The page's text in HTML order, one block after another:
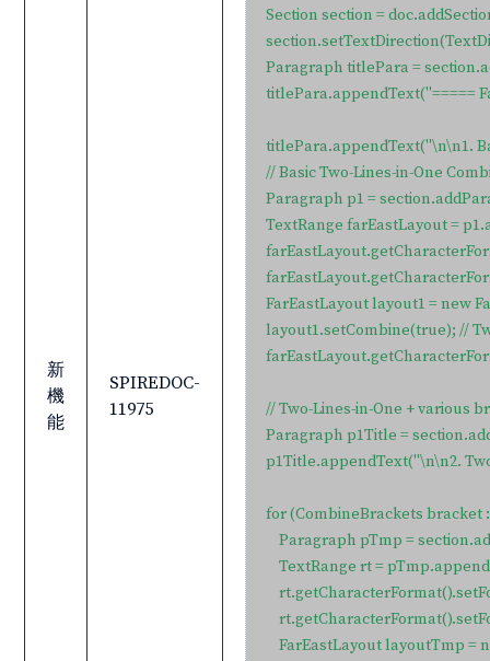
新
機
能
SPIREDOC-
11975
Section section =
Paragraph titlePara =
titlePara.appendText("=====
titlePara.appendText("\n\n1.
// Basic Two-Lines-in-One
Paragraph p1 =
TextRange farEastLayout =
FarEastLayout layout1 = new
layout1.setCombine(true); //
// Two-Lines-in-One + various
Paragraph p1Title =
p1Title.appendText("\n\n2.
for (CombineBrackets bracket
Paragraph pTmp =
TextRange rt =
FarEastLayout layoutTmp =